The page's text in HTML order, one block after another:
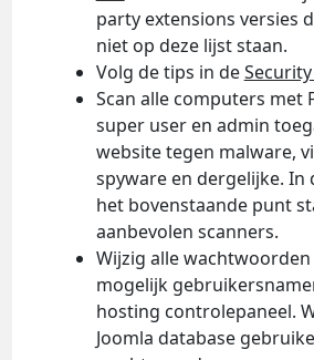
party extensions versies
niet op deze lijst staan.
Volg de tips in de
Scan alle computers met
super user en admin
website tegen malware,
spyware en dergelijke. In
het bovenstaande punt
aanbevolen scanners.
Wijzig alle
mogelijk
hosting controlepaneel.
Joomla database